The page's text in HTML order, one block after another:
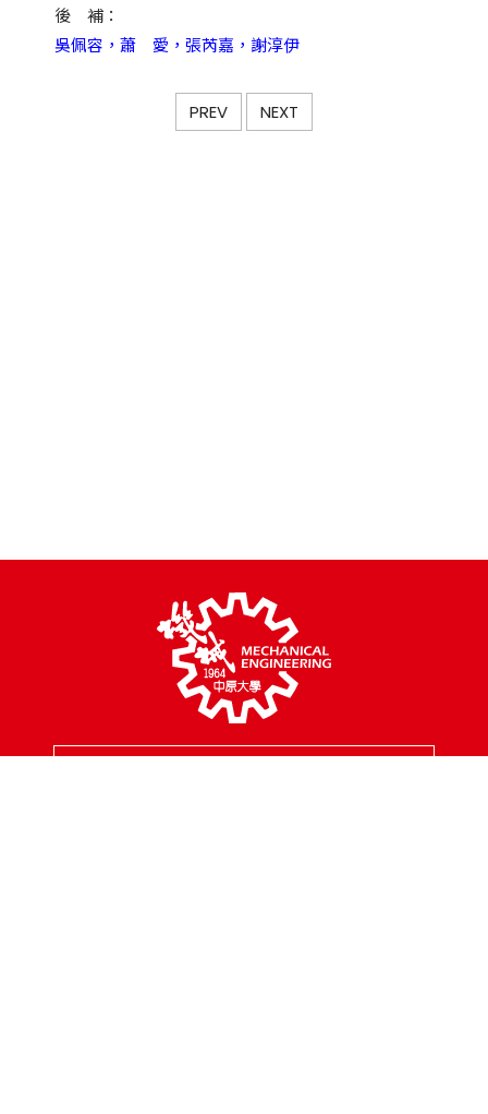
後 補：
吳佩容，蕭 愛，張芮嘉，謝淳伊
PREV NEXT